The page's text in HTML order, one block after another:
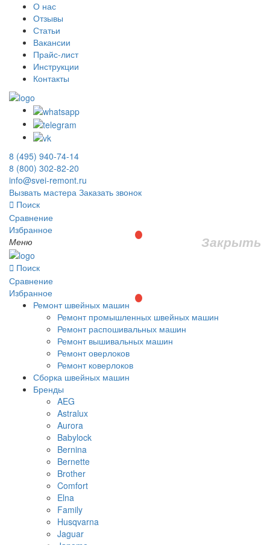
О нас
Отзывы
Статьи
Вакансии
Прайс-лист
Инструкции
Контакты
8 (495) 940-74-14
8 (800) 302-82-20
info@svei-remont.ru
Вызвать мастера Заказать звонок
Поиск
Сравнение
Избранное
Меню
Закрыть
Поиск
Сравнение
Избранное
Ремонт швейных машин
Ремонт промышленных швейных машин
Ремонт распошивальных машин
Ремонт вышивальных машин
Ремонт оверлоков
Ремонт коверлоков
Сборка швейных машин
Бренды
AEG
Astralux
Aurora
Babylock
Bernina
Bernette
Brother
Comfort
Elna
Family
Husqvarna
Jaguar